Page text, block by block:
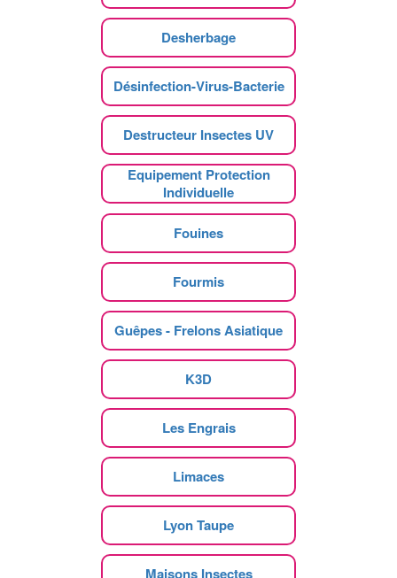
Desherbage
Désinfection-Virus-Bacterie
Destructeur Insectes UV
Equipement Protection
Individuelle
Fouines
Fourmis
Guêpes - Frelons Asiatique
K3D
Les Engrais
Limaces
Lyon Taupe
Maisons Insectes